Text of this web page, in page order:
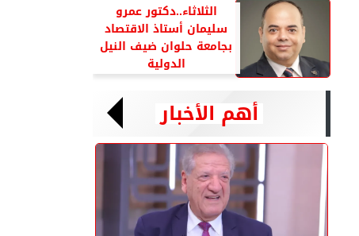
الثلاثاء..دكتور عمرو
سليمان أستاذ الاقتصاد
بجامعة حلوان ضيف النيل
الدولية
أهم الأخبار